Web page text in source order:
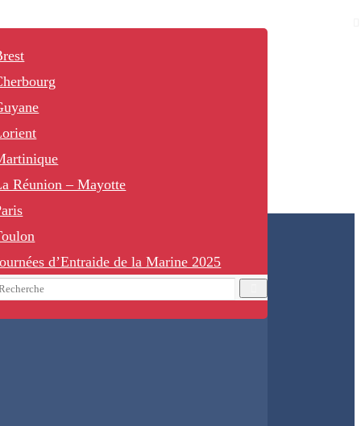
Réunion – Mayotte
d’Entraide de la Marine 2025